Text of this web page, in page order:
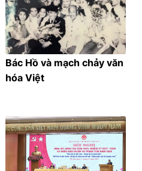
Bác Hồ và mạch chảy văn
hóa Việt